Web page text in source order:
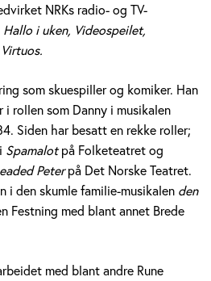
NRKs radio- og TV-
i uken, Videospeilet,
Virtuos.
som skuespiller og komiker. Han
rollen som Danny i musikalen
Siden har besatt en rekke roller;
Spamalotpå Folketeatret og
Peterpå Det Norske Teatret.
i den skumle familie-musikalen den
Festning med blant annet Brede
med blant andre Rune